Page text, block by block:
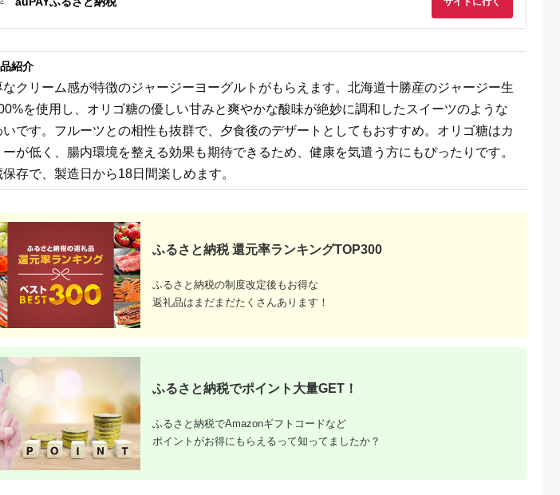
5.0
円
北海道 中標津町
ーズ チーズ 定期便 3
ヶ月 月1回 朝食 おつ
まみ ふるさと納税 北
海道 中標津町 中標津
【1102203】
5.0 5.0 5.0 5.0
北海道 砂川市
るさと納
）はもら
ッド・ド
を徹底
青森県 田舎館村のふるさと
納税のご紹介
紹介
なクリーム感が特徴のジャージーヨーグルトがもらえます。北海道十勝産のジャージー生
を使用し、オリゴ糖の優しい甘みと爽やかな酸味が絶妙に調和したスイーツのような
いです。フルーツとの相性も抜群で、夕食後のデザートとしてもおすすめ。オリゴ糖はカ
ーが低く、腸内環境を整える効果も期待できるため、健康を気遣う方にもぴったりです。
存で、製造日から18日間楽しめます。
ふるさと納税 還元率ランキングTOP300
ふるさと納税の制度改定後もお得な
返礼品はまだまだたくさんあります！
ふるさと納税でポイント大量GET！
ふるさと納税でAmazonギフトコードなど
ポイントがお得にもらえるって知ってましたか？